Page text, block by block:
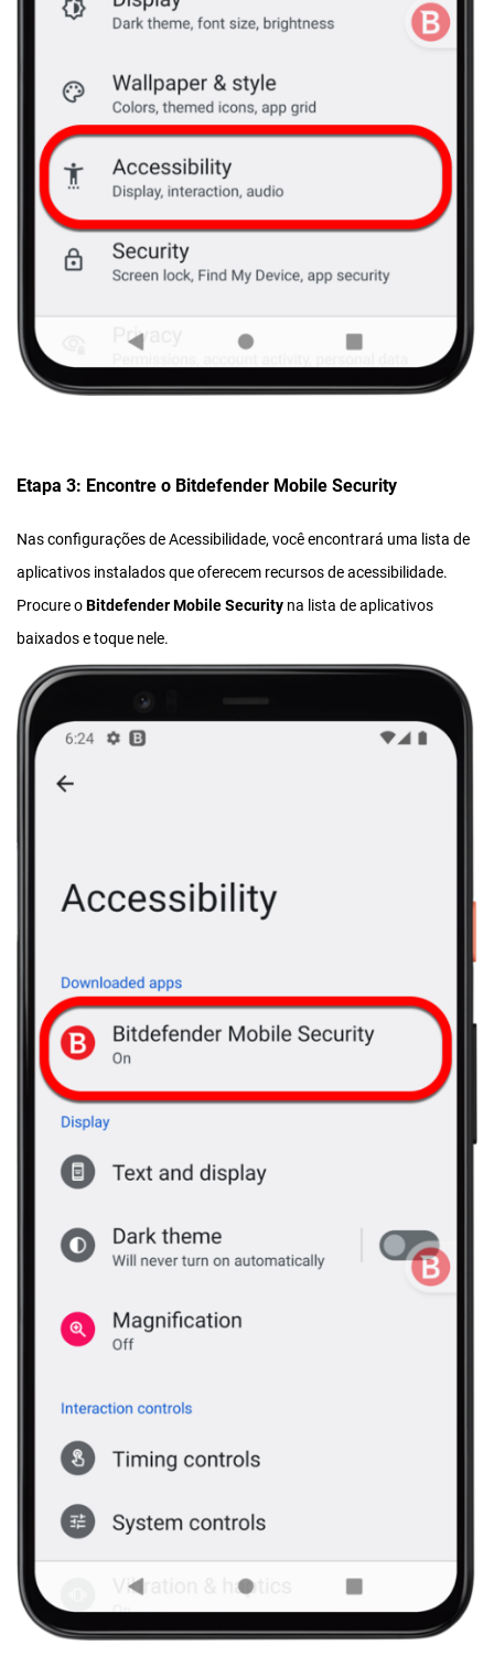
Etapa 3: Encontre o Bitdefender Mobile Security
Nas configurações de Acessibilidade, você encontrará uma lista de
aplicativos instalados que oferecem recursos de acessibilidade.
Procure oBitdefender Mobile Security na lista de aplicativos
baixados e toque nele.